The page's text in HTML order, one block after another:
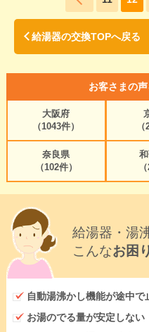
給湯器の交換TOPへ戻る
お客さまの
大阪府
（1043件）
奈良県
（102件）
給湯器・湯
こんなお困
自動湯沸かし機能が途中で
お湯のでる量が安定しない